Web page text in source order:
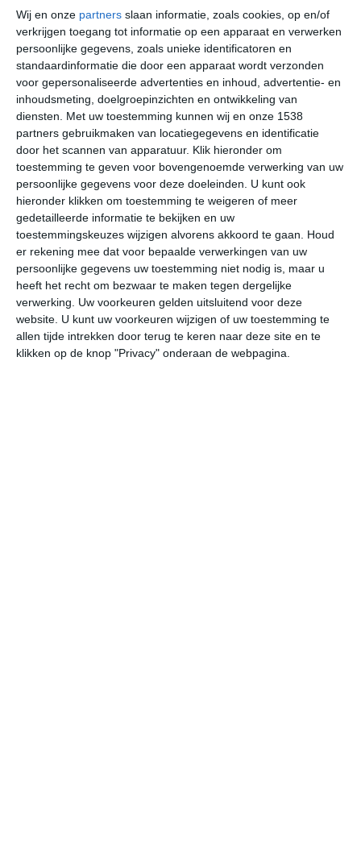
Wij en onze partners slaan informatie, zoals cookies, op en/of
verkrijgen toegang tot informatie op een apparaat en verwerken
persoonlijke gegevens, zoals unieke identificatoren en
standaardinformatie die door een apparaat wordt verzonden
voor gepersonaliseerde advertenties en inhoud, advertentie- en
inhoudsmeting, doelgroepinzichten en ontwikkeling van
diensten.
Met uw toestemming kunnen wij en onze 1538
partners gebruikmaken van locatiegegevens en identificatie
door het scannen van apparatuur. Klik hieronder om
toestemming te geven voor bovengenoemde verwerking van uw
persoonlijke gegevens voor deze doeleinden. U kunt ook
hieronder klikken om toestemming te weigeren of meer
gedetailleerde informatie te bekijken en uw
toestemmingskeuzes wijzigen alvorens akkoord te gaan.
Houd
er rekening mee dat voor bepaalde verwerkingen van uw
persoonlijke gegevens uw toestemming niet nodig is, maar u
heeft het recht om bezwaar te maken tegen dergelijke
verwerking. Uw voorkeuren gelden uitsluitend voor deze
website. U kunt uw voorkeuren wijzigen of uw toestemming te
allen tijde intrekken door terug te keren naar deze site en te
klikken op de knop "Privacy" onderaan de webpagina.
29°C
za
34°
zo ma
36° 19°
di
36° 19°
23°C 21°C 20°C
22:00 01:00 04:00 07:00 10:00
22:00 01:00 04:00 07:00 10:00